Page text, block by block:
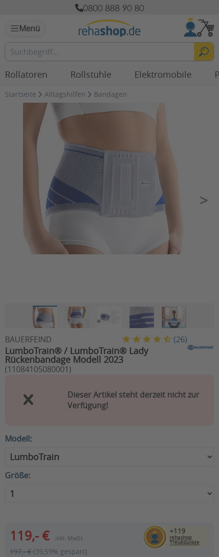
0800 888 90 80
Menü
Rollatoren Rollstühle Elektromobile
Startseite Alltagshilfen Bandagen
BAUERFEIND (26)
LumboTrain® / LumboTrain® Lady
Rückenbandage Modell 2023
(11084105080001)
Dieser Artikel steht derzeit nicht zur
Verfügung!
Modell:
Größe:
119,- € inkl. MwSt.
+119
rehashop
Treuepunkte
197,- €(39,59% gespart)